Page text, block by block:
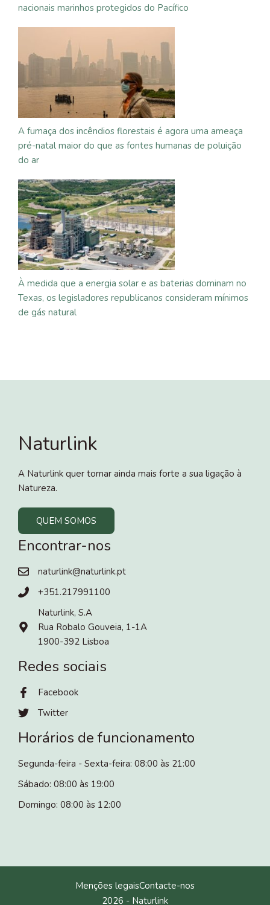
nacionais marinhos protegidos do Pacífico
A fumaça dos incêndios florestais é agora uma ameaça
pré-natal maior do que as fontes humanas de poluição
do ar
À medida que a energia solar e as baterias dominam no
Texas, os legisladores republicanos consideram mínimos
de gás natural
Naturlink
A Naturlink quer tornar ainda mais forte a sua ligação à
Natureza.
QUEM SOMOS
Encontrar-nos
naturlink@naturlink.pt
+351.217991100
Naturlink, S.A
Rua Robalo Gouveia, 1-1A
1900-392 Lisboa
Redes sociais
Facebook
Twitter
Horários de funcionamento
Segunda-feira - Sexta-feira: 08:00 às 21:00
Sábado: 08:00 às 19:00
Domingo: 08:00 às 12:00
2026 - Naturlink
Menções legaisContacte-nos